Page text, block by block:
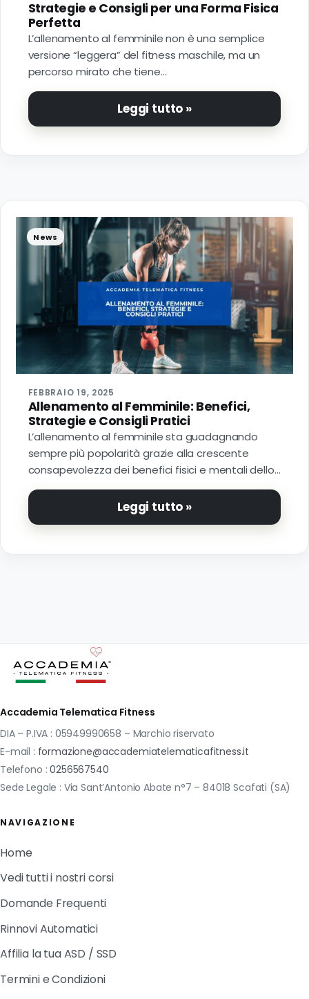
Strategie e Consigli per una Forma Fisica
Perfetta
L’allenamento al femminile non è una semplice
versione “leggera” del fitness maschile, ma un
percorso mirato che tiene…
Leggi tutto »
News
FEBBRAIO 19, 2025
Allenamento al Femminile: Benefici,
Strategie e Consigli Pratici
L’allenamento al femminile sta guadagnando
sempre più popolarità grazie alla crescente
consapevolezza dei benefici fisici e mentali dello…
Leggi tutto »
Accademia Telematica Fitness
DIA – P.IVA : 05949990658 – Marchio riservato
E-mail : formazione@accademiatelematicafitness.it
Telefono :0256567540
Sede Legale : Via Sant’Antonio Abate n°7 – 84018 Scafati (SA)
NAVIGAZIONE
Home
Vedi tutti i nostri corsi
Domande Frequenti
Rinnovi Automatici
Affilia la tua ASD / SSD
Termini e Condizioni